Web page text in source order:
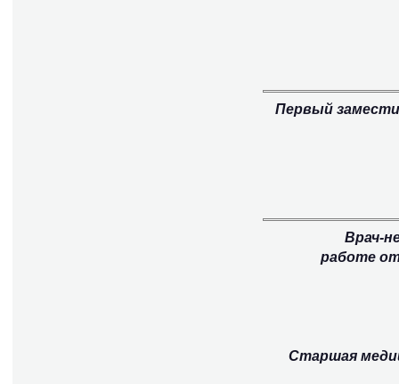
Первый
Врач-
работе
Старшая